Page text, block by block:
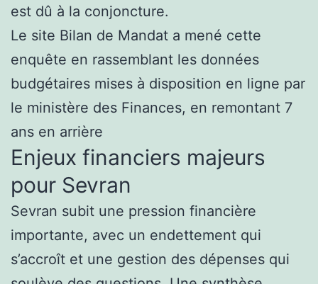
est dû à la conjoncture.
Le site Bilan de Mandat a mené cette
enquête en rassemblant les données
budgétaires mises à disposition en ligne par
le ministère des Finances, en remontant 7
ans en arrière
Enjeux financiers majeurs
pour Sevran
Sevran subit une pression financière
importante, avec un endettement qui
s’accroît et une gestion des dépenses qui